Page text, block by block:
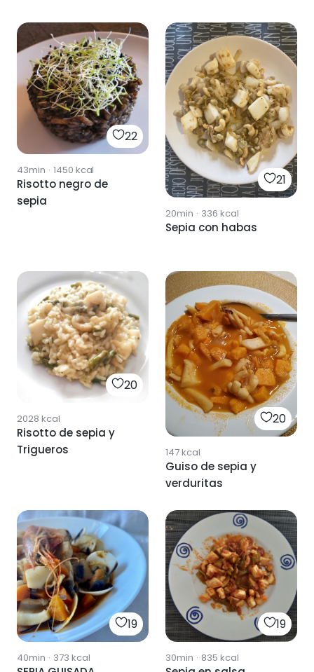
22
43min · 1450 kcal
Risotto negro de
sepia
21
20min · 336 kcal
Sepia con habas
20
2028 kcal
Risotto de sepia y
Trigueros
20
147kcal
Guiso de sepia y
verduritas
19
40min · 373 kcal
19
30min · 835 kcal